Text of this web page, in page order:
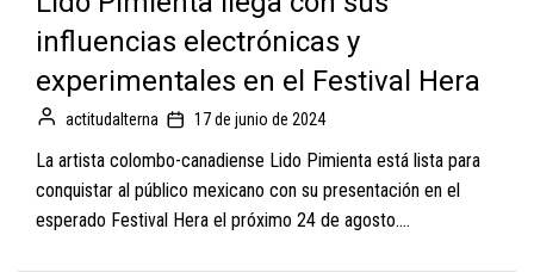
influencias electrónicas y
experimentales en el Festival Hera
actitudalterna 17 de junio de 2024
La artista colombo-canadiense Lido Pimienta está lista para
conquistar al público mexicano con su presentación en el
esperado Festival Hera el próximo 24 de agosto....